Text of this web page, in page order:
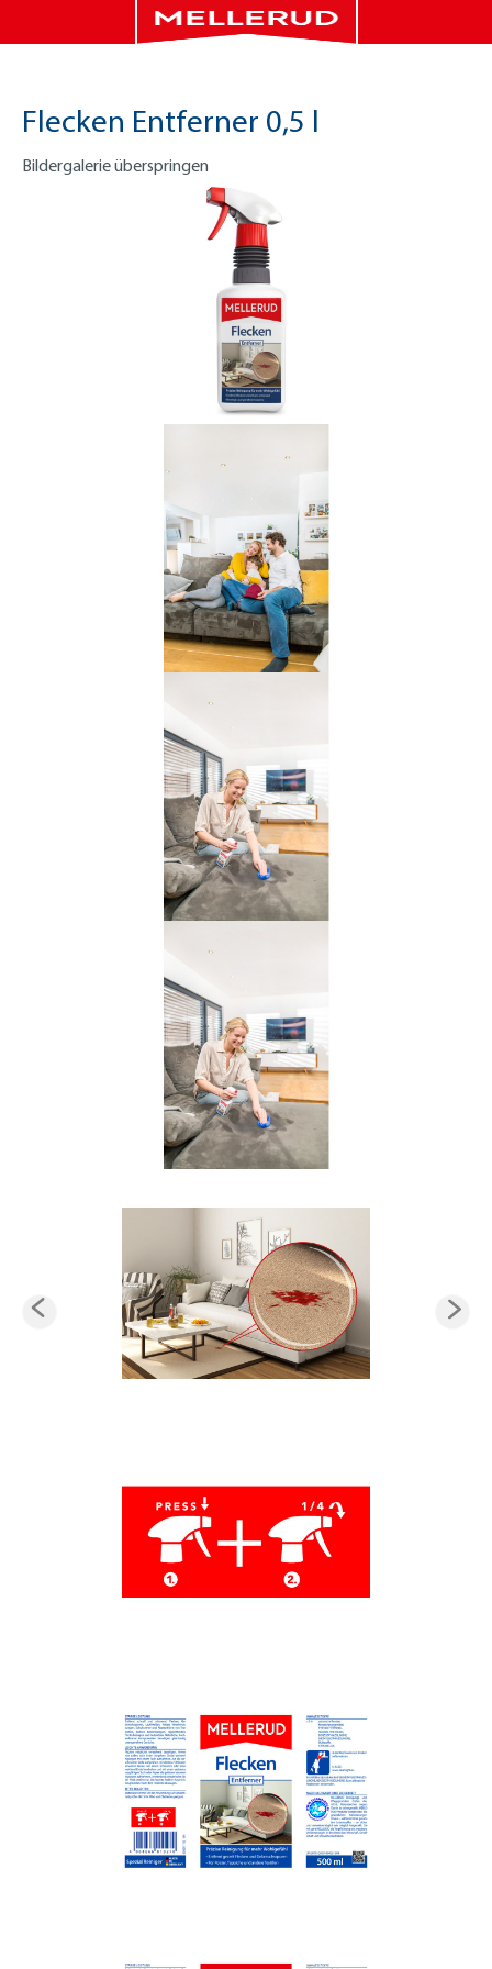
Flecken Entferner 0,5 l
Bildergalerie überspringen